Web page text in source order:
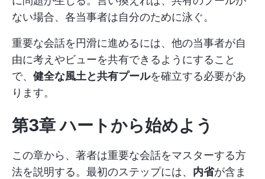
ない場合、各当事者は自分のために泳ぐ。
重要な会話を円滑に進めるには、他の当事者が自
由に考えやビューを共有できるようにすること
で、 健全な風土と共有プールを確立する必要があ
ります。
第3章 ハートから始めよう
この章から、著者は重要な会話をマスターする方
法を説明する。最初のステップには、 内省が含ま